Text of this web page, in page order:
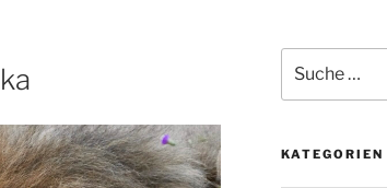
nach:
KATEGORIEN